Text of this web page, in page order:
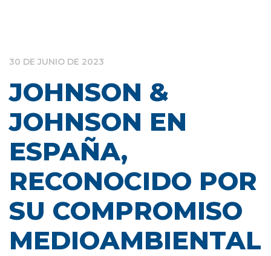
30 DE JUNIO DE 2023
JOHNSON &
JOHNSON EN
ESPAÑA,
RECONOCIDO POR
SU COMPROMISO
MEDIOAMBIENTAL